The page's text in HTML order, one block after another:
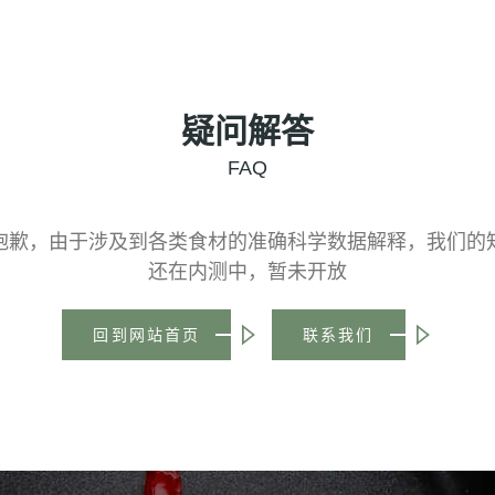
疑问解答
FAQ
歉，由于涉及到各类食材的准确科学数据解释，我们的
还在内测中，暂未开放
回到网站首页 联系我们